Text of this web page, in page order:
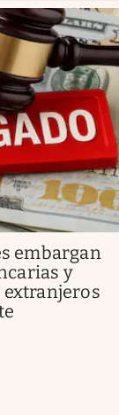
embargan
y
extranjeros